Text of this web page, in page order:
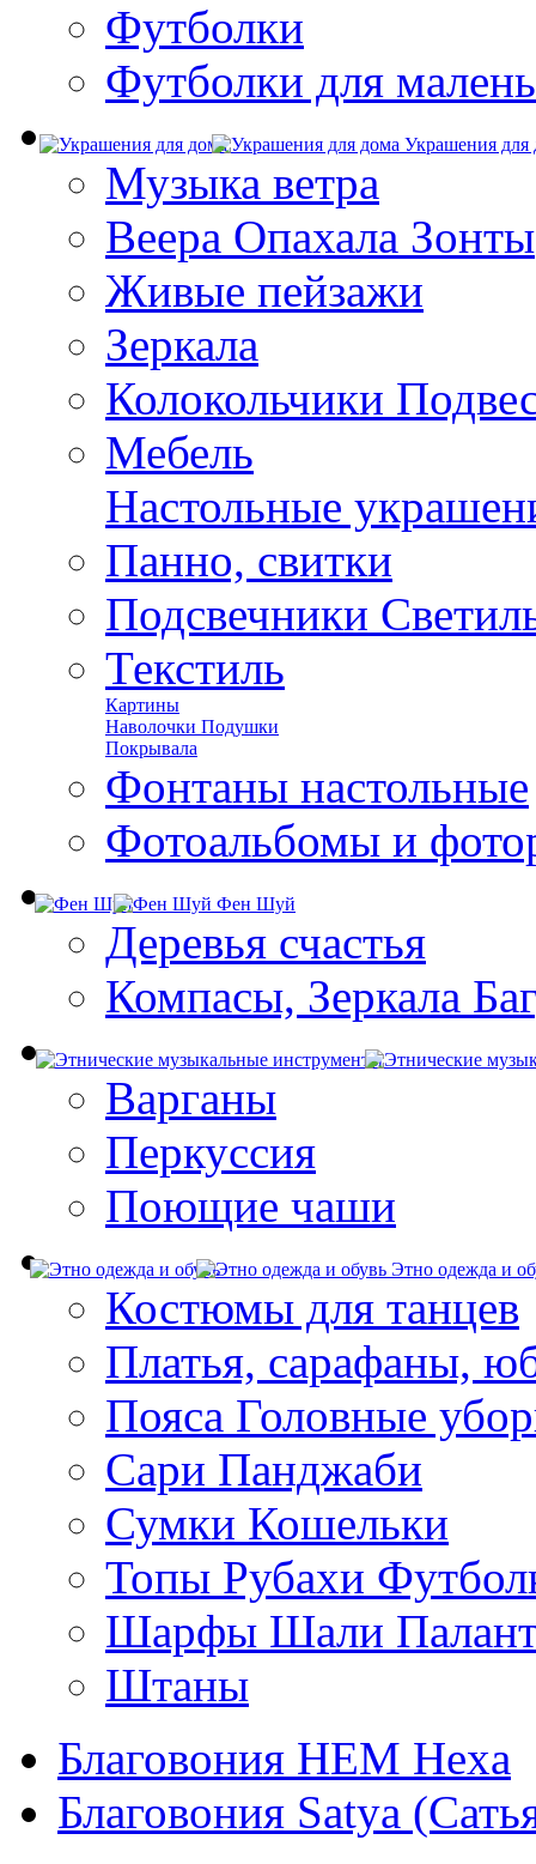
Футболки
Футболки для
Украшения для
Музыка ветра
Веера Опахала Зонты
Живые пейзажи
Зеркала
Колокольчики
Мебель
Настольные
Панно, свитки
Подсвечники
Текстиль
Картины
Наволочки Подушки
Покрывала
Фонтаны настольные
Фотоальбомы и
Фен Шуй
Деревья счастья
Компасы, Зеркала
Варганы
Перкуссия
Поющие чаши
Этно одежда и
Костюмы для танцев
Платья, сарафаны,
Пояса Головные
Сари Панджаби
Сумки Кошельки
Топы Рубахи
Шарфы Шали
Штаны
Благовония HEM Hexa
Благовония Satya